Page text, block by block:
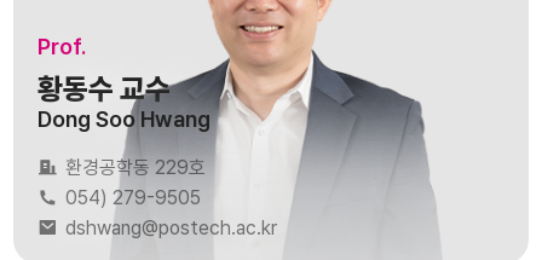
Prof.
황동수 교수
Dong Soo Hwang
환경공학동 229호
054) 279-9505
dshwang@postech.ac.kr